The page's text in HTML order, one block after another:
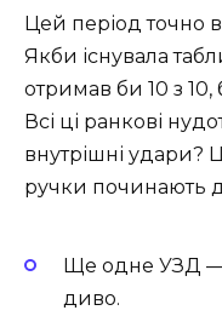
Цей період точно
Якби існувала
отримав би 10 з 10,
Всі ці ранкові
внутрішні удари?
ручки починають
Ще одне УЗД —
диво.